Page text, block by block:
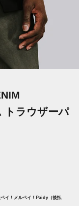
1
る 2
る 3
する 4
トラウザーパ
イ / メルペイ / Paidy（後払